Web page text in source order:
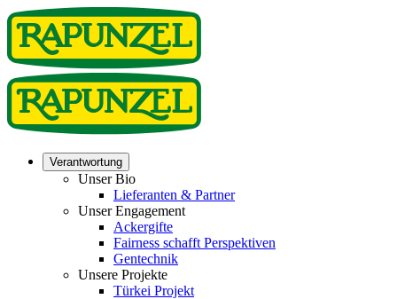
Verantwortung
Unser Bio
Lieferanten & Partner
Unser Engagement
Ackergifte
Fairness schafft Perspektiven
Gentechnik
Unsere Projekte
Türkei Projekt